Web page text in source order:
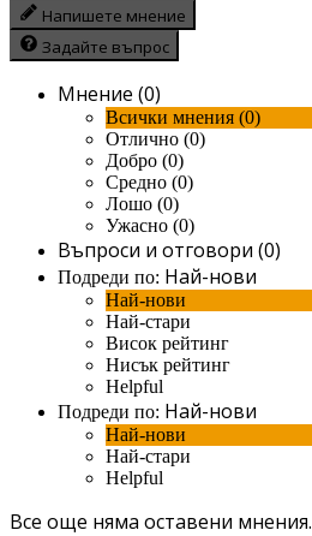
Напишете мнение
Задайте въпрос
Мнение (0)
Всички мнения (0)
Отлично (0)
Добро (0)
Средно (0)
Лошо (0)
Ужасно (0)
Въпроси и отговори (0)
Подреди по: Най-нови
Най-нови
Най-стари
Висок рейтинг
Нисък рейтинг
Helpful
Подреди по: Най-нови
Най-нови
Най-стари
Helpful
Все още няма оставени мнения.